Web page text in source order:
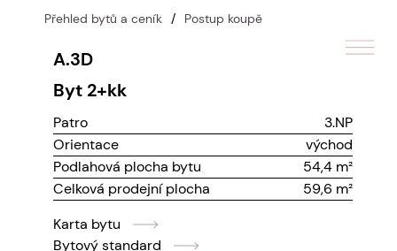
Přehled bytů a ceník / Postup koupě
A.3D
byt 2+kk
Patro
3.NP
Orientace
východ
Podlahová plocha bytu
54,4 m²
Celková prodejní plocha
59,6 m²
Karta bytu
Bytový standard